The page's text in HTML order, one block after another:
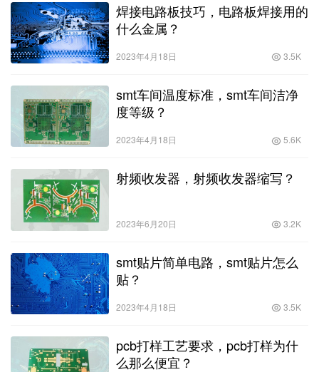
焊接电路板技巧，电路板焊接用的
什么金属？
2023年4月18日 3.5K
smt车间温度标准，smt车间洁净
度等级？
2023年4月18日 5.6K
射频收发器，射频收发器缩写？
2023年6月20日 3.2K
smt贴片简单电路，smt贴片怎么
贴？
2023年4月18日 3.5K
pcb打样工艺要求，pcb打样为什
么那么便宜？